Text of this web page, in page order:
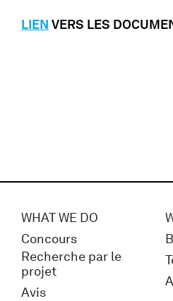
LIEN VERS LES
WHAT WE DO
Concours
Recherche par le
projet
Avis